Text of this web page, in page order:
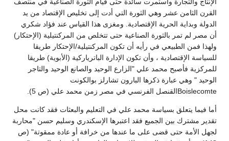
القرن الثامن عشر وهي الثورة التي أدت إلى تخليص الإقتصاد من يد
الدولة وبداية الحرية الإقتصادية. ومغزى هذا القياس عند فؤاد شكري
أن مصر لم تمر بالثورة الصناعية حتى تتخلص من المركنتيلية (الإحتكار)
ولهذا فمن الطبيعي في رأيه أن تكون المركنتيلية/الإحتكار طريقا
للسياسة الإقتصادية ، وأن تكون الإدارة الباترياركية (الأبوية) طريقا
للمركزية فأصبح محمد علي "الزارع الوحيد والصانع الوحيد والتاجر
الوحيد " وهي عبارة ذكرها البارون تشارلز بوالكونت
Boislecomteالقنصل الفرنسي في مصر زمن محمد علي (ص 5).
أما فيما يتعلق بسياسة محمد علي في التعليم والبعثات فقد كانت محل
تقدير مشترك بين الجميع فقد اعتبرها الإسكندري وسليم حسن "محاربة
لجهل الأمة حتى قضى على ما عندها من خرافة أو عادة ممقوتة" (ص